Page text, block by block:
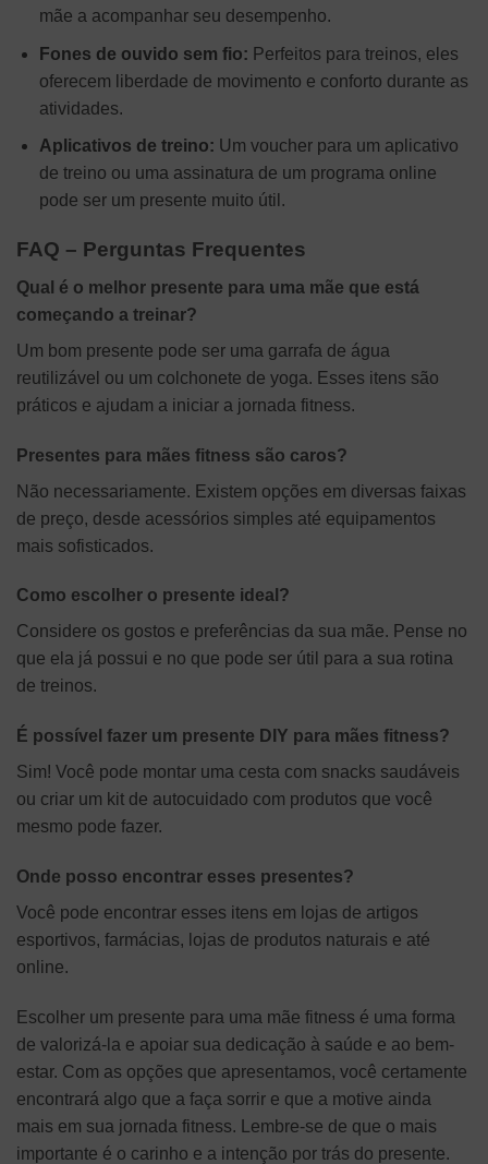
mãe a acompanhar seu desempenho.
Fones de ouvido sem fio: Perfeitos para treinos, eles
oferecem liberdade de movimento e conforto durante as
atividades.
Aplicativos de treino: Um voucher para um aplicativo
de treino ou uma assinatura de um programa online
pode ser um presente muito útil.
FAQ – Perguntas Frequentes
Qual é o melhor presente para uma mãe que está
começando a treinar?
Um bom presente pode ser uma garrafa de água
reutilizável ou um colchonete de yoga. Esses itens são
práticos e ajudam a iniciar a jornada fitness.
Presentes para mães fitness são caros?
Não necessariamente. Existem opções em diversas faixas
de preço, desde acessórios simples até equipamentos
mais sofisticados.
Como escolher o presente ideal?
Considere os gostos e preferências da sua mãe. Pense no
que ela já possui e no que pode ser útil para a sua rotina
de treinos.
É possível fazer um presente DIY para mães fitness?
Sim! Você pode montar uma cesta com snacks saudáveis
ou criar um kit de autocuidado com produtos que você
mesmo pode fazer.
Onde posso encontrar esses presentes?
Você pode encontrar esses itens em lojas de artigos
esportivos, farmácias, lojas de produtos naturais e até
online.
Escolher um presente para uma mãe fitness é uma forma
de valorizá-la e apoiar sua dedicação à saúde e ao bem-
estar. Com as opções que apresentamos, você certamente
encontrará algo que a faça sorrir e que a motive ainda
mais em sua jornada fitness. Lembre-se de que o mais
importante é o carinho e a intenção por trás do presente.